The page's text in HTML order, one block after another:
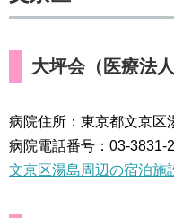
大坪会（医療法
病院住所：東京都文京区
病院電話番号：03-3831-
文京区湯島周辺の宿泊施